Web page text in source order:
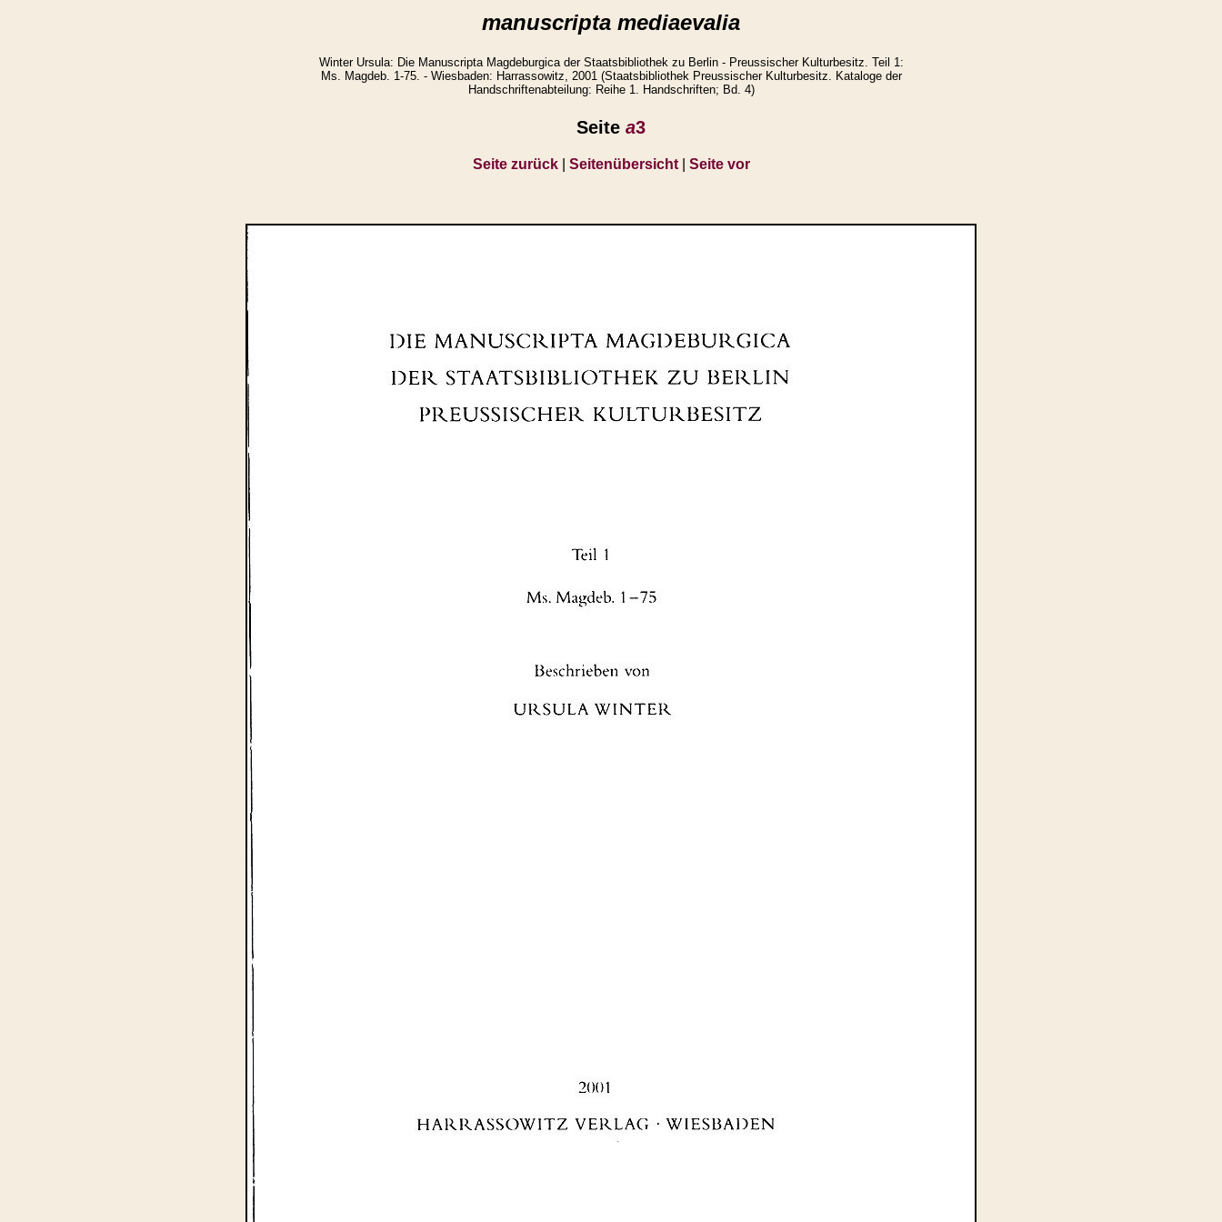
manuscripta mediaevalia
Winter Ursula: Die Manuscripta Magdeburgica der Staatsbibliothek zu Berlin - Preussischer Kulturbesitz. Teil 1:
Ms. Magdeb. 1-75. - Wiesbaden: Harrassowitz, 2001 (Staatsbibliothek Preussischer Kulturbesitz. Kataloge der
Handschriftenabteilung: Reihe 1. Handschriften; Bd. 4)
Seite a3
Seite zurück| Seitenübersicht| Seite vor